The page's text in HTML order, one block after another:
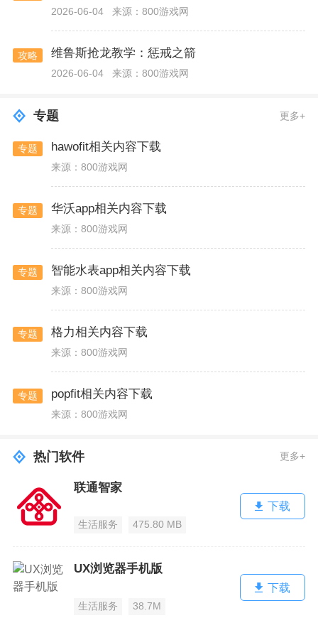
2026-06-04 来源：800游戏网
攻略 维鲁斯抢龙教学：惩戒之箭
2026-06-04 来源：800游戏网
专题 更多+
专题 hawofit相关内容下载
来源：800游戏网
专题 华沃app相关内容下载
来源：800游戏网
专题 智能水表app相关内容下载
来源：800游戏网
专题 格力相关内容下载
来源：800游戏网
专题 popfit相关内容下载
来源：800游戏网
热门软件 更多+
联通智家
生活服务 475.80 MB
下载
UX浏览器手机版
生活服务 38.7M
下载